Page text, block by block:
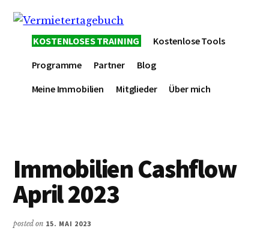
Hauptsidebar
springen
Additional
menuVermietertagebuch
KOSTENLOSES TRAINING
Kostenlose Tools
Programme
Partner
Blog
Meine Immobilien
Mitglieder Über mich
Immobilien Cashflow
April 2023
posted on 15. MAI 2023